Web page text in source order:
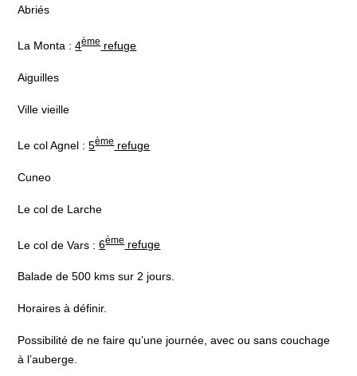
Abriés
La Monta :4èmerefuge
Aiguilles
Ville vieille
Le col Agnel :5èmerefuge
Cuneo
Le col de Larche
Le col de Vars :6èmerefuge
Balade de 500 kms sur 2 jours.
Horaires à définir.
Possibilité de ne faire qu’une journée, avec ou sans couchage
à l’auberge.